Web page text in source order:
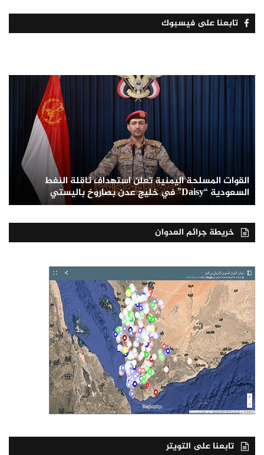
تابعنا على فيسبوك
القوات المسلحة اليمنية تعلن استهداف ناقلة النفط
السعودية “Daisy” في خليج عدن بصاروخ باليستي
خريطة جرائم العدوان
تابعنا على التويتر